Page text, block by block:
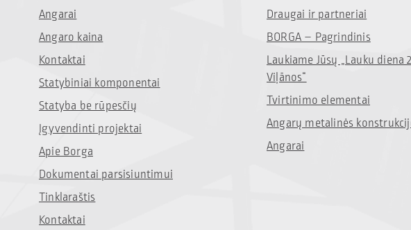
Angarai
Angaro kaina
Kontaktai
Statybiniai komponentai
Statyba be rūpesčių
Įgyvendinti projektai
Apie Borga
Dokumentai parsisiuntimui
Tinklaraštis
Kontaktai
Draugai ir partneriai
BORGA – Pagrindinis
Laukiame Jūsų „Lauku diena
Viļānos“
Tvirtinimo elementai
Angarų metalinės
Angarai